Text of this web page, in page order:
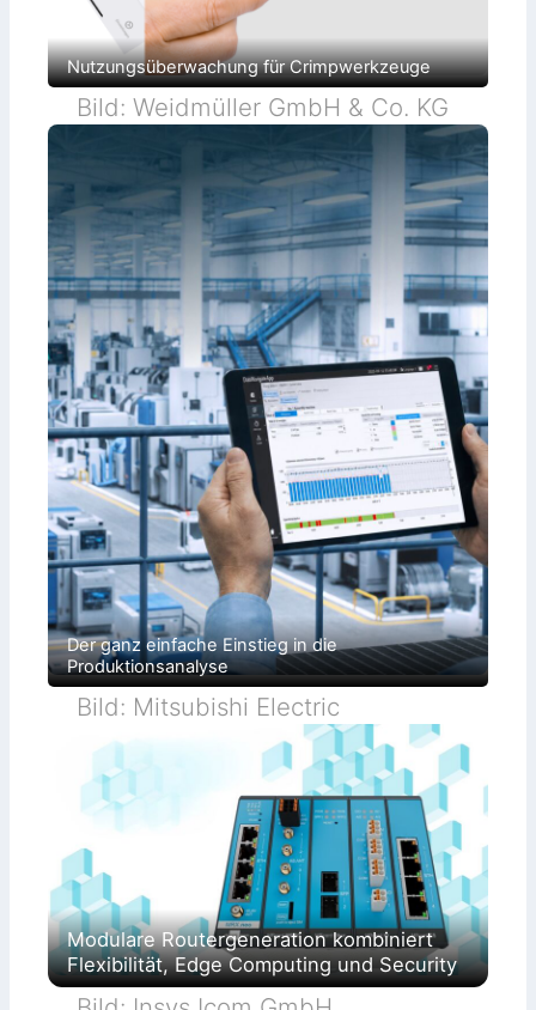
Nutzungsüberwachung für Crimpwerkzeuge
Bild: Weidmüller GmbH & Co. KG
Der ganz einfache Einstieg in die
Produktionsanalyse
Bild: Mitsubishi Electric
Modulare Routergeneration kombiniert
Flexibilität, Edge Computing und Security